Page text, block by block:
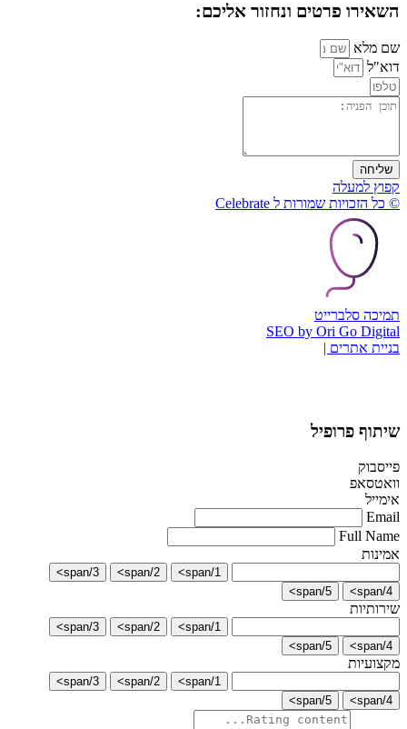
השאירו פרטים ונחזור אליכם:
שם מלא
דוא"ל
שליחה
קפוץ למעלה
© כל הזכויות שמורות ל Celebrate
תמיכה סלברייט
SEO by Ori Go Digital
בניית אתרים |
שיתוף פרופיל
פייסבוק
וואטסאפ
אימייל
Email
Full Name
אמינות
1/span>
2/span>
3/span>
4/span>
5/span>
שירותיות
1/span>
2/span>
3/span>
4/span>
5/span>
מקצועיות
1/span>
2/span>
3/span>
4/span>
5/span>